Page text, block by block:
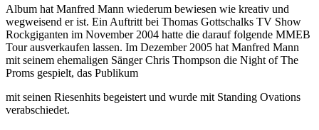
Album hat Manfred Mann wiederum bewiesen wie kreativ und
wegweisend er ist. Ein Auftritt bei Thomas Gottschalks TV Show
Rockgiganten im November 2004 hatte die darauf folgende MMEB
Tour ausverkaufen lassen. Im Dezember 2005 hat Manfred Mann
mit seinem ehemaligen Sänger Chris Thompson die Night of The
Proms gespielt, das Publikum
mit seinen Riesenhits begeistert und wurde mit Standing Ovations
verabschiedet.